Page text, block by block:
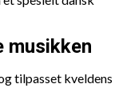
musikken
tilpasset kveldens